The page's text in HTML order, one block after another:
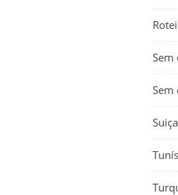
Sem
Sem
Suiça